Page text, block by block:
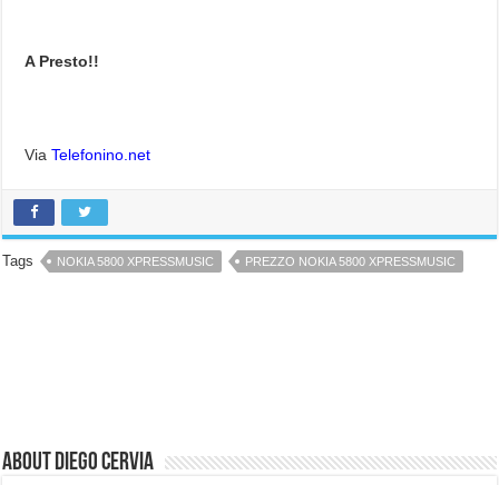
A Presto!!
ViaTelefonino.net
Tags NOKIA 5800 XPRESSMUSIC PREZZO NOKIA 5800 XPRESSMUSIC
About Diego Cervia